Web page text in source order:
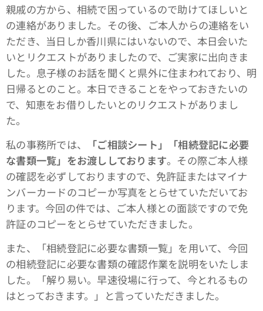
親戚の方から、相続で困っているので助けてほしいと
の連絡がありました。その後、ご本人からの連絡をい
ただき、当日しか香川県にはいないので、本日会いた
いとリクエストがありましたので、ご実家に出向きま
した。息子様のお話を聞くと県外に住まわれており、明
日帰るとのこと。本日できることをやっておきたいの
で、知恵をお借りしたいとのリクエストがありまし
た。
私の事務所では、
「ご相談シート」「相続登記に必要
な書類一覧」をお渡ししております。その際ご本人様
の確認を必ずしておりますので、免許証またはマイナ
ンバーカードのコピーか写真をとらせていただいてお
ります。今回の件では、ご本人様との面談ですので免
許証のコピーをとらせていただきました。
また、「相続登記に必要な書類一覧」を用いて、今回
の相続登記に必要な書類の確認作業を説明をいたしま
した。「解り易い。早速役場に行って、今とれるもの
はとっておきます。」と言っていただきました。